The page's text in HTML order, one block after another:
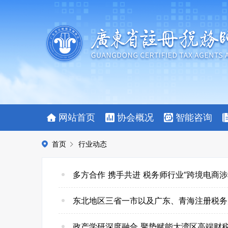
网站首页 协会概况 智能咨询
首页 行业动态
多方合作 携手共进 税务师行业“跨境电商
东北地区三省一市以及广东、青海注册税